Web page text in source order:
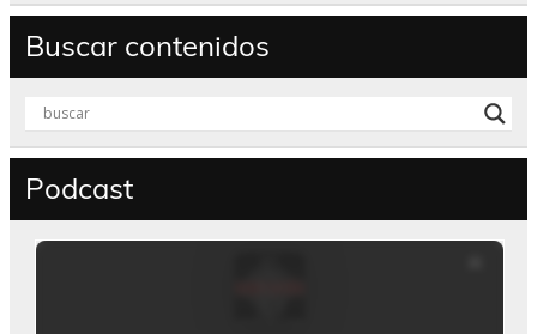
Buscar contenidos
Podcast